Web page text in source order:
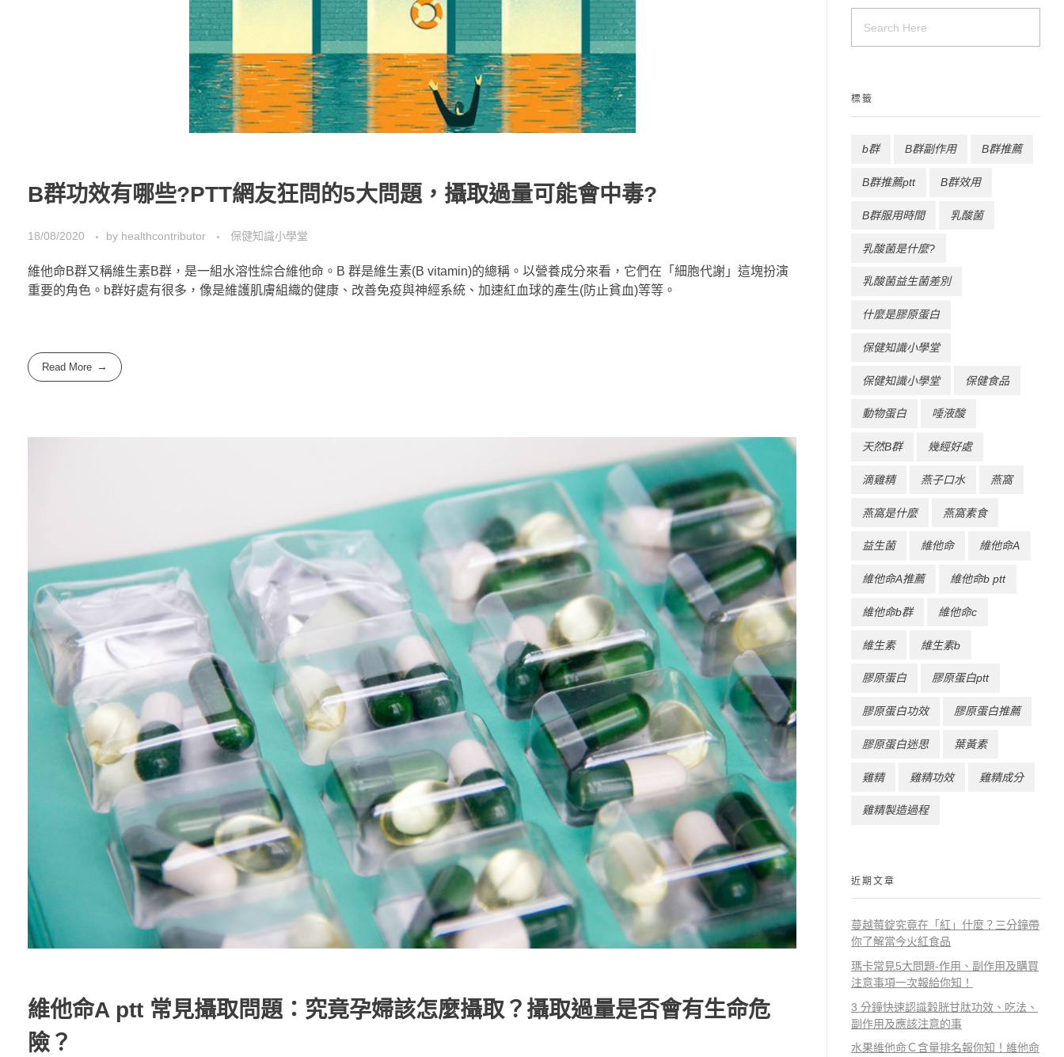
B群功效有哪些?PTT網友狂問的5大問題，攝取過量可能會中毒?
18/08/2020 by healthcontributor 保健知識小學堂
維他命B群又稱維生素B群，是一組水溶性綜合維他命。B 群是維生素(B vitamin)的總稱。以營養成分來看，它們在「細胞代謝」這塊扮演
重要的角色。b群好處有很多，像是維護肌膚組織的健康、改善免疫與神經系統、加速紅血球的產生(防止貧血)等等。
Read More
維他命A ptt 常見攝取問題：究竟孕婦該怎麼攝取？攝取過量是否會有生命危
險？
標籤
b群 B群副作用 B群推薦
B群推薦ptt B群效用
B群服用時間 乳酸菌
乳酸菌是什麼?
乳酸菌益生菌差別
什麼是膠原蛋白
保健知識小學堂
保健知識小學堂 保健食品
動物蛋白 唾液酸
天然B群 幾經好處
滴雞精 燕子口水 燕窩
燕窩是什麼 燕窩素食
益生菌 維他命 維他命A
維他命A推薦 維他命b ptt
維他命b群 維他命c
維生素 維生素b
膠原蛋白 膠原蛋白ptt
膠原蛋白功效 膠原蛋白推薦
膠原蛋白迷思 葉黃素
雞精 雞精功效 雞精成分
雞精製造過程
近期文章
蔓越莓錠究竟在「紅」什麼？三分鐘帶
你了解當今火紅食品
瑪卡常見5大問題-作用、副作用及購買
注意事項一次報給你知！
3 分鐘快速認識穀胱甘肽功效、吃法、
副作用及應該注意的事
水果維他命Ｃ含量排名報你知！維他命